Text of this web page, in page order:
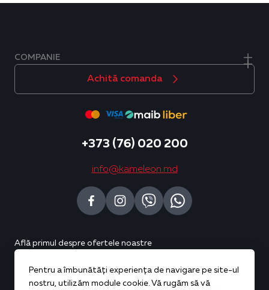
COMPANIE
Află primul despre ofertele noastre
Abonează-te
Achită comanda
+373 (76) 020 200
info@kameleon.md
Pentru a îmbunătăți experiența de navigare pe site-ul
nostru, utilizăm module cookie. Vă rugăm să vă